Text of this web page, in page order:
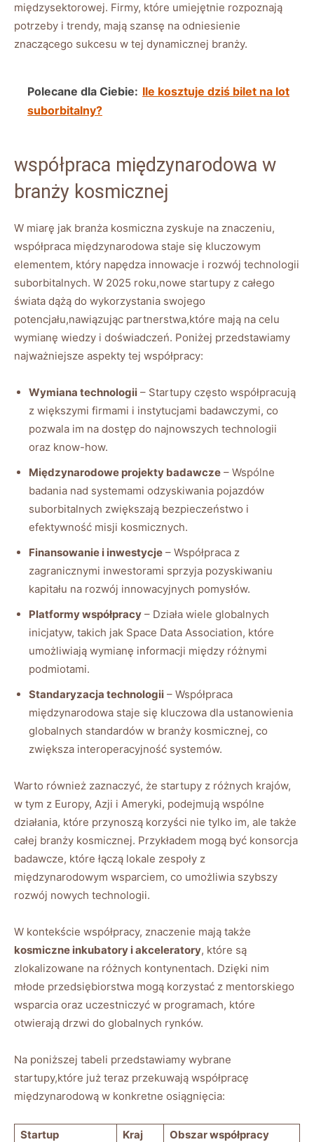
międzysektorowej. Firmy, które ⁢umiejętnie rozpoznają
potrzeby‍ i trendy, mają szansę na odniesienie ​
znaczącego sukcesu w tej⁣ dynamicznej branży.
Polecane dla Ciebie: Ile kosztuje dziś bilet na lot
suborbitalny?
współpraca ​międzynarodowa w
branży kosmicznej
W miarę jak branża kosmiczna zyskuje na znaczeniu,
współpraca międzynarodowa staje się kluczowym
elementem, ⁣który napędza innowacje i rozwój ⁢technologii
suborbitalnych. W 2025 roku,nowe startupy z całego
świata dążą do‌ wykorzystania swojego
potencjału,nawiązując partnerstwa,które mają ​na celu
wymianę wiedzy i doświadczeń. Poniżej przedstawiamy
najważniejsze aspekty tej współpracy:
Wymiana technologii – Startupy często współpracują
⁣z‌ większymi firmami i instytucjami badawczymi, ‌co
pozwala im​ na dostęp ‍do najnowszych ⁢technologii
oraz know-how.
Międzynarodowe projekty⁢ badawcze ⁤– Wspólne
badania nad systemami⁤ odzyskiwania pojazdów
suborbitalnych zwiększają bezpieczeństwo i
efektywność misji kosmicznych.
Finansowanie⁣ i inwestycje – Współpraca z
zagranicznymi inwestorami sprzyja‌ pozyskiwaniu
kapitału ⁤na rozwój innowacyjnych pomysłów.
Platformy współpracy – Działa wiele globalnych
inicjatyw, takich jak Space Data Association, które
umożliwiają wymianę informacji między różnymi
podmiotami.
Standaryzacja technologii ⁣– Współpraca
międzynarodowa ⁣staje się kluczowa dla ustanowienia
globalnych standardów w branży kosmicznej, co
zwiększa interoperacyjność systemów.
Warto również zaznaczyć, że⁢ startupy z różnych krajów,
w tym z Europy, ‌Azji i Ameryki, podejmują⁢ wspólne
działania, które ‍przynoszą​ korzyści nie tylko im, ⁢ale‌ także
całej branży kosmicznej. Przykładem mogą być konsorcja
badawcze, które łączą lokale zespoły z
międzynarodowym wsparciem, co umożliwia szybszy
‌rozwój nowych‍ technologii.
W ⁣kontekście współpracy, znaczenie mają także‌
kosmiczne inkubatory‌ i ⁤akceleratory, które ⁢są
‌zlokalizowane na ‌różnych kontynentach. Dzięki nim
młode przedsiębiorstwa mogą korzystać z mentorskiego
wsparcia ‌oraz uczestniczyć w programach, które
‍otwierają drzwi ​do globalnych rynków.
Na⁢ poniższej tabeli przedstawiamy wybrane
startupy,które‍ już⁢ teraz⁣ przekuwają współpracę
międzynarodową w konkretne osiągnięcia:
Startup Kraj Obszar współpracy